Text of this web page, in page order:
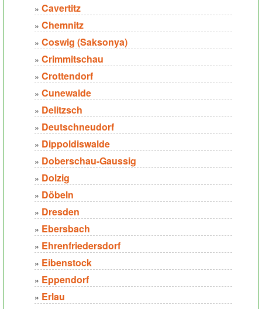
» Cavertitz
» Chemnitz
» Coswig (Saksonya)
» Crimmitschau
» Crottendorf
» Cunewalde
» Delitzsch
» Deutschneudorf
» Dippoldiswalde
» Doberschau-Gaussig
» Dolzig
» Döbeln
» Dresden
» Ebersbach
» Ehrenfriedersdorf
» Eibenstock
» Eppendorf
» Erlau